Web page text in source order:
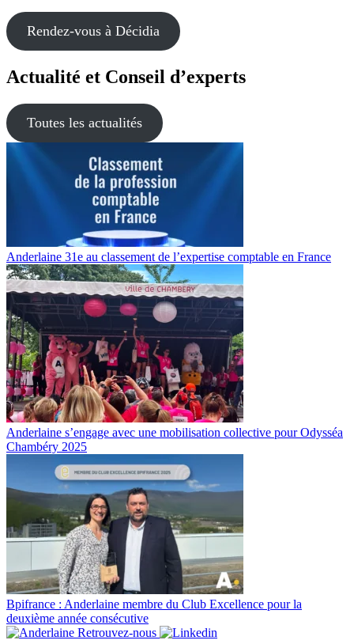
Rendez-vous à Décidia
Actualité et Conseil d’experts
Toutes les actualités
Anderlaine 31e au classement de l’expertise comptable en France
Anderlaine s’engage avec une mobilisation collective pour Odysséa
Chambéry 2025
Bpifrance : Anderlaine membre du Club Excellence pour la
deuxième année consécutive
Retrouvez-nous